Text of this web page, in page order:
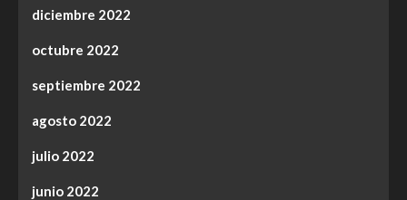
diciembre 2022
octubre 2022
septiembre 2022
agosto 2022
julio 2022
junio 2022